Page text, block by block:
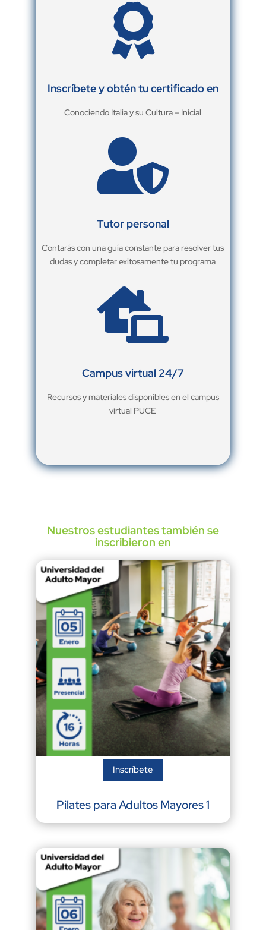

Inscríbete y obtén tu certificado en
Conociendo Italia y su Cultura – Inicial

Tutor personal
Contarás con una guía constante para resolver tus
dudas y completar exitosamente tu programa

Campus virtual 24/7
Recursos y materiales disponibles en el campus
virtual PUCE
Nuestros estudiantes también se
inscribieron en
Inscríbete
Pilates para Adultos Mayores 1